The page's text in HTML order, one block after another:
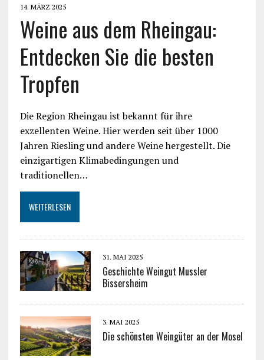
14. MÄRZ 2025
Weine aus dem Rheingau:
Entdecken Sie die besten
Tropfen
Die Region Rheingau ist bekannt für ihre
exzellenten Weine. Hier werden seit über 1000
Jahren Riesling und andere Weine hergestellt. Die
einzigartigen Klimabedingungen und
traditionellen…
WEITERLESEN
31. MAI 2025
Geschichte Weingut Mussler
Bissersheim
3. MAI 2025
Die schönsten Weingüter an der Mosel